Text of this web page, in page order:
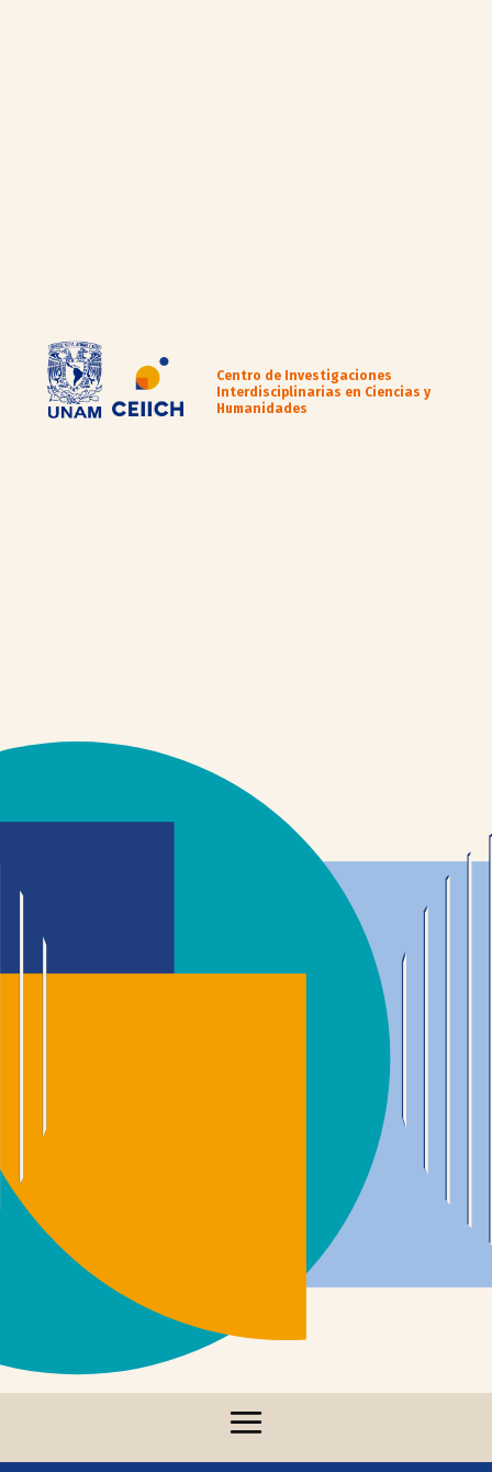
Centro de Investigaciones
Interdisciplinarias en Ciencias y
Humanidades